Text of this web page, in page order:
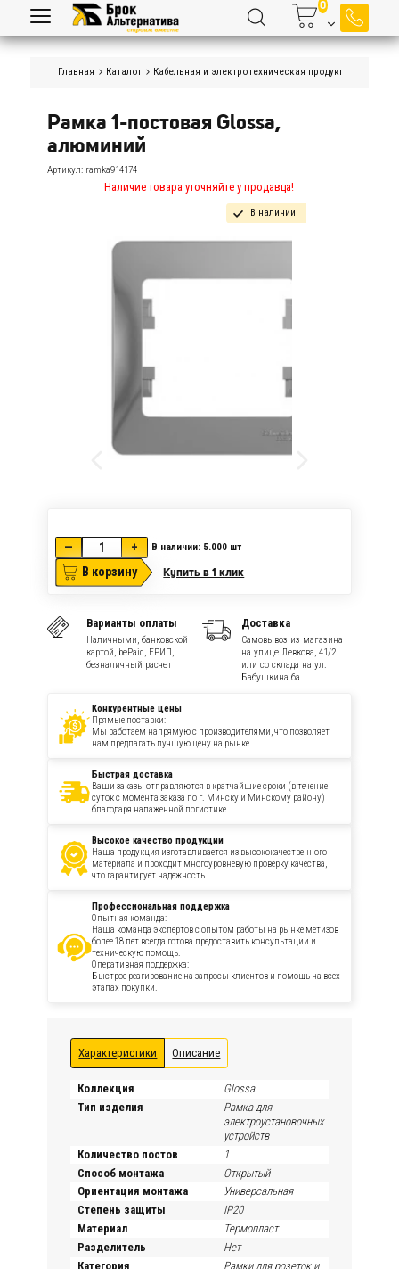
Главная Каталог Кабельная и электротехническая продукция
Рамка 1-постовая Glossa,
алюминий
Артикул: ramka914174
Наличие товара уточняйте у продавца!
В наличии
— + В наличии: 5.000 шт
В корзину Купить в 1 клик
Варианты оплаты
Наличными, банковской
картой, bePaid, ЕРИП,
безналичный расчет
Доставка
Самовывоз из магазина
на улице Левкова, 41/2
или со склада на ул.
Бабушкина 6а
Конкурентные цены
Прямые поставки:
Мы работаем напрямую с производителями, что позволяет
нам предлагать лучшую цену на рынке.
Быстрая доставка
Ваши заказы отправляются в кратчайшие сроки (в течение
суток с момента заказа по г. Минску и Минскому району)
благодаря налаженной логистике.
Высокое качество продукции
Наша продукция изготавливается из высококачественного
материала и проходит многоуровневую проверку качества,
что гарантирует надежность.
Профессиональная поддержка
Опытная команда:
Наша команда экспертов с опытом работы на рынке метизов
более 18 лет всегда готова предоставить консультации и
техническую помощь.
Оперативная поддержка:
Быстрое реагирование на запросы клиентов и помощь на всех
этапах покупки.
Характеристики Описание
Коллекция
Glossa
Тип изделия
Рамка для
электроустановочных
устройств
Количество постов
1
Способ монтажа
Открытый
Ориентация монтажа
Универсальная
Степень защиты
IP20
Материал
Термопласт
Разделитель
Нет
Категория
Рамки для розеток и